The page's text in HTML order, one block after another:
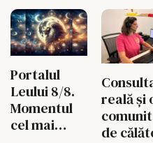
Portalul
Leului 8/8.
Momentul
cel mai
reală și
de